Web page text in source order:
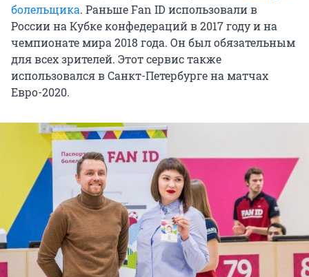
болельщика. Раньше Fan ID использовали в
России на Кубке конфедераций в 2017 году и на
чемпионате мира 2018 года. Он был обязательным
для всех зрителей. Этот сервис также
использовался в Санкт-Петербурге на матчах
Евро-2020.